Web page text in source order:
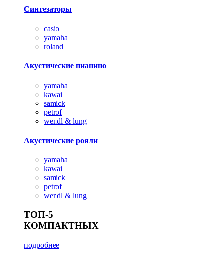
Синтезаторы
casio
yamaha
roland
Акустические пианино
yamaha
kawai
samick
petrof
wendl & lung
Акустические рояли
yamaha
kawai
samick
petrof
wendl & lung
ТОП-5
КОМПАКТНЫХ
подробнее